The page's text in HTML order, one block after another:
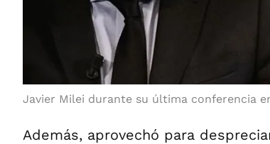
Javier Milei durante su última conferencia
Además, aprovechó para